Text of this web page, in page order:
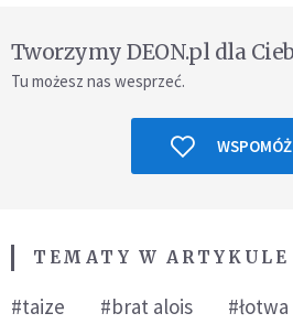
Tworzymy DEON.pl dla
Tu możesz nas wesprzeć.
TEMATY W ARTYKULE
#taize #brat alois #łotwa